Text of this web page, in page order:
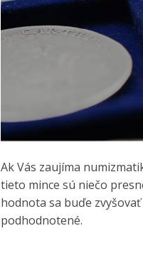
Ak Vás zaujíma
tieto mince sú niečo
hodnota sa buďe
podhodnotené.